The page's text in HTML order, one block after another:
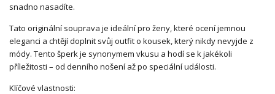
snadno nasadíte.
Tato originální souprava je ideální pro ženy, které ocení jemnou
eleganci a chtějí doplnit svůj outfit o kousek, který nikdy nevyjde z
módy. Tento šperk je synonymem vkusu a hodí se k jakékoli
příležitosti – od denního nošení až po speciální události.
Klíčové vlastnosti: